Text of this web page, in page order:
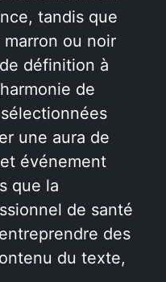
tandis que
ou noir
définition à
de
une aura de
événement
que la
de santé
des
du texte,